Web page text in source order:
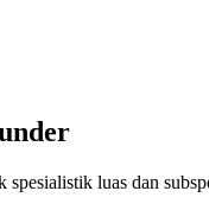
spesialistik luas dan